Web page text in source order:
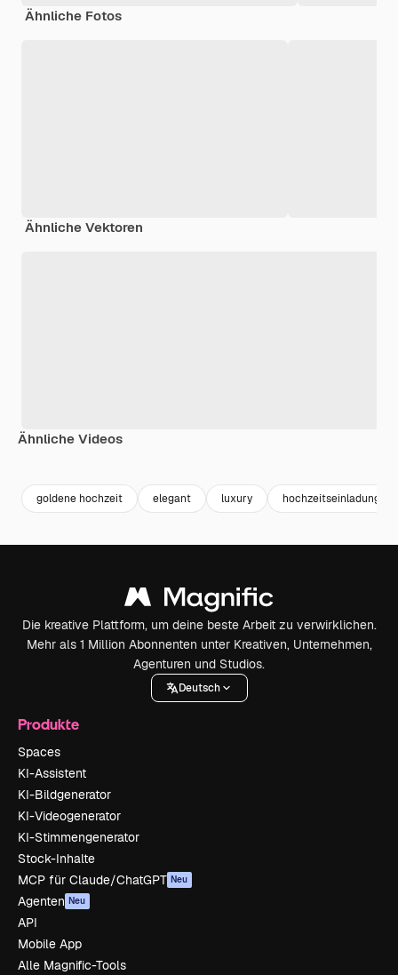
Ähnliche Fotos
Ähnliche Vektoren
Ähnliche Videos
goldene hochzeit elegant luxury hochzeitseinladung
Die kreative Plattform, um deine beste Arbeit zu verwirklichen.
Mehr als 1 Million Abonnenten unter Kreativen, Unternehmen,
Agenturen und Studios.
Deutsch
Produkte
Spaces
KI-Assistent
KI-Bildgenerator
KI-Videogenerator
KI-Stimmengenerator
Stock-Inhalte
MCP für Claude/ChatGPT Neu
Agenten Neu
API
Mobile App
Alle Magnific-Tools